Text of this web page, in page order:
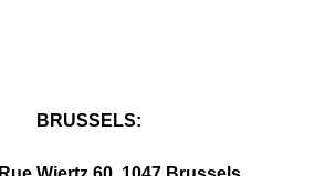
BRUSSELS: